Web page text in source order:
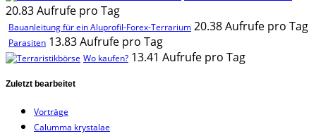
20.83 Aufrufe pro Tag
Bauanleitung für ein Aluprofil-Forex-Terrarium 20.38 Aufrufe pro Tag
Parasiten 13.83 Aufrufe pro Tag
Wo kaufen? 13.41 Aufrufe pro Tag
Zuletzt bearbeitet
Vorträge
Calumma krystalae